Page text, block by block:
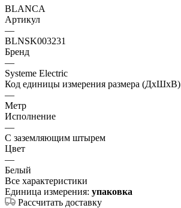
BLANCA
Артикул
—
BLNSK003231
Бренд
—
Systeme Electric
Код единицы измерения размера (ДхШхВ)
—
Метр
Исполнение
—
С заземляющим штырем
Цвет
—
Белый
Все характеристики
Единица измерения: упаковка
Рассчитать доставку